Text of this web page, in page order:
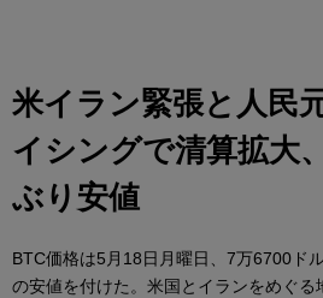
米イラン緊張と人民
イシングで清算拡大
ぶり安値
BTC価格は5月18日月曜日、7万6700ド
の安値を付けた。米国とイランをめぐる